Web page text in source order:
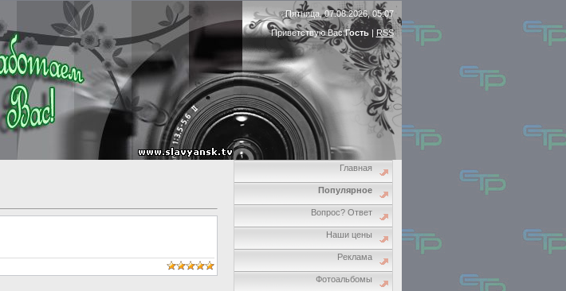
Пятница, 07.08.2026, 05:07
Приветствую ВасГость| RSS
Главная
Популярное
Вопрос? Ответ
Наши цены
Реклама
Фотоальбомы